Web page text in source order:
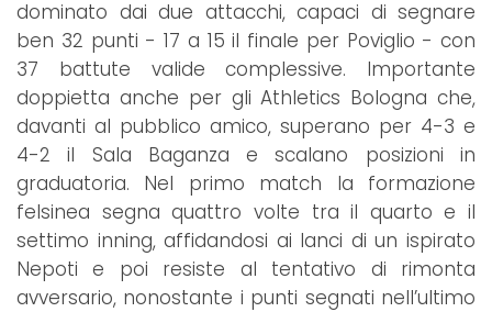
dominato dai due attacchi, capaci di segnare
ben 32 punti - 17 a 15 il finale per Poviglio - con
37 battute valide complessive. Importante
doppietta anche per gli Athletics Bologna che,
davanti al pubblico amico, superano per 4-3 e
4-2 il Sala Baganza e scalano posizioni in
graduatoria. Nel primo match la formazione
felsinea segna quattro volte tra il quarto e il
settimo inning, affidandosi ai lanci di un ispirato
Nepoti e poi resiste al tentativo di rimonta
avversario, nonostante i punti segnati nell’ultimo